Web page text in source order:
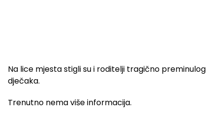
Na lice mjesta stigli su i roditelji tragično preminulog
dječaka.
Trenutno nema više informacija.